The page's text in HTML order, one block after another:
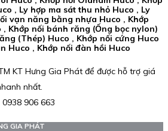
, Ly hợp ma sát thu nhỏ Huco , Ly
vạn năng bằng nhựa Huco , Khớp
Khớp nối bánh răng (Ống bọc nylon)
(Thép) Huco , Khớp nối cứng Huco
Huco , Khớp nối đàn hồi Huco
KT Hưng Gia Phát để được hỗ trợ giá
nhất.
906 663
GIA PHÁT